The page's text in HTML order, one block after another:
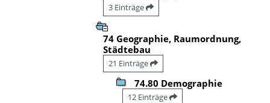
3 Einträge
74 Geographie, Raumordnung,
Städtebau
21 Einträge
74.80 Demographie
12 Einträge